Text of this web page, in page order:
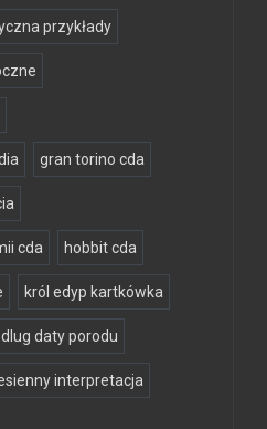
przykłady
gran torino cda
cda hobbit cda
król edyp kartkówka
daty porodu
interpretacja